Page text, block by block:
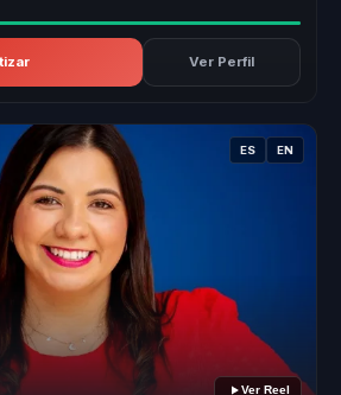
Ver Perfil
ES EN
Ver Reel